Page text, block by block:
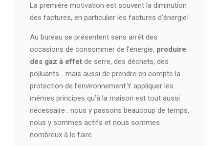
La première motivation est souvent la diminution
des factures, en particulier les factures d’énergie!
Au bureau se présentent sans arrêt des
occasions de consommer de l’énergie, produire
des gaz à effet de serre, des déchets, des
polluants… mais aussi de prendre en compte la
protection de l’environnement.Y appliquer les
mêmes principes qu’à la maison est tout aussi
nécessaire : nous y passons beaucoup de temps,
nous y sommes actifs et nous sommes
nombreux à le faire.